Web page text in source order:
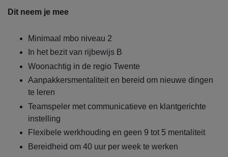
Dit neem je mee
Minimaal mbo niveau 2
In het bezit van rijbewijs B
Woonachtig in de regio Twente
Aanpakkersmentaliteit en bereid om nieuwe dingen
te leren
Teamspeler met communicatieve en klantgerichte
instelling
Flexibele werkhouding en geen 9 tot 5 mentaliteit
Bereidheid om 40 uur per week te werken